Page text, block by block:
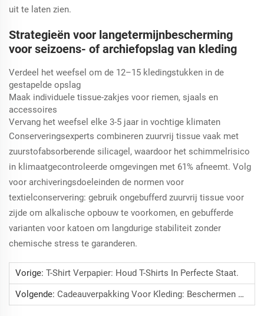
uit te laten zien.
Strategieën voor langetermijnbescherming
voor seizoens- of archiefopslag van kleding
Verdeel het weefsel om de 12–15 kledingstukken in de
gestapelde opslag
Maak individuele tissue-zakjes voor riemen, sjaals en
accessoires
Vervang het weefsel elke 3-5 jaar in vochtige klimaten
Conserveringsexperts combineren zuurvrij tissue vaak met
zuurstofabsorberende silicagel, waardoor het schimmelrisico
in klimaatgecontroleerde omgevingen met 61% afneemt. Volg
voor archiveringsdoeleinden de normen voor
textielconservering: gebruik ongebufferd zuurvrij tissue voor
zijde om alkalische opbouw te voorkomen, en gebufferde
varianten voor katoen om langdurige stabiliteit zonder
chemische stress te garanderen.
Vorige: T-Shirt Verpapier: Houd T-Shirts In Perfecte Staat.
Volgende: Cadeauverpakking Voor Kleding: Beschermen En Decoreren.